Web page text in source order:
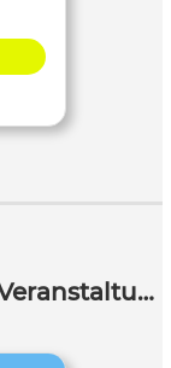
Bildungsangebote, Termine, Veranstaltungen